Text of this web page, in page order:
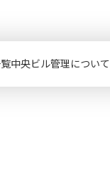
中央ビル管理について